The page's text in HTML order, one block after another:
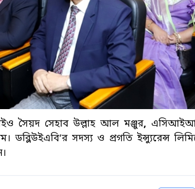
সৈয়দ সেহাব উল্লাহ আল মঞ্জুর,
সদস্য ও প্রগতি ইন্স্যুরেন্স